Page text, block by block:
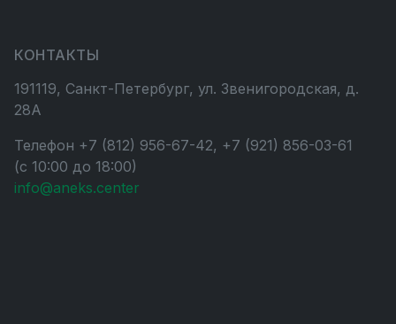
КОНТАКТЫ
191119, Санкт-Петербург, ул. Звенигородская, д.
28А
Телефон +7 (812) 956-67-42, +7 (921) 856-03-61
(с 10:00 до 18:00)
info@aneks.center